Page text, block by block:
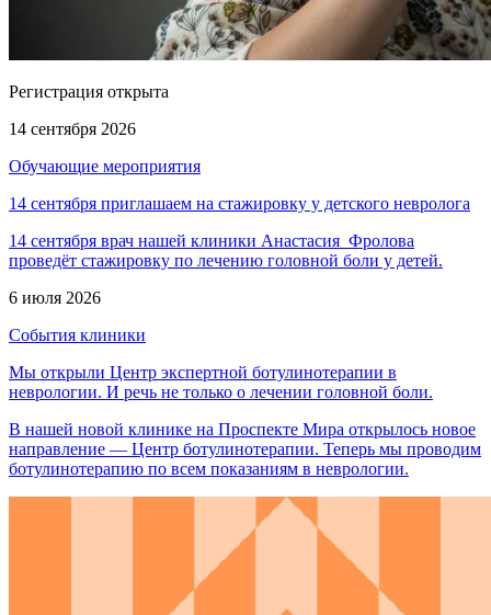
Регистрация открыта
14 сентября 2026
Обучающие мероприятия
14 сентября приглашаем на стажировку у детского невролога
14 сентября врач нашей клиники Анастасия Фролова
проведёт стажировку по лечению головной боли у детей.
6 июля 2026
События клиники
Мы открыли Центр экспертной ботулинотерапии в
неврологии. И речь не только о лечении головной боли.
В нашей новой клинике на Проспекте Мира открылось новое
направление — Центр ботулинотерапии. Теперь мы проводим
ботулинотерапию по всем показаниям в неврологии.